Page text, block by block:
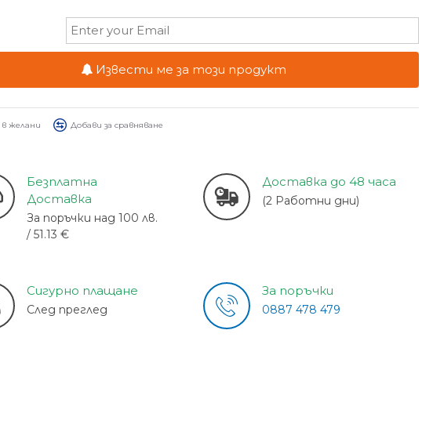
Извести ме за този продукт
желани Добави за сравняване
Безплатна
Доставка
За поръчки над 100 лв.
/ 51.13 €
Доставка до 48 часа
(2 Работни дни)
Сигурно плащане
След преглед
За поръчки
0887 478 479